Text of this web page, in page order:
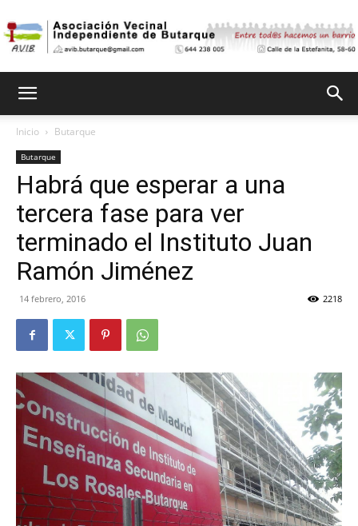
Independiente
Butarque
Inicio Butarque
Butarque
Habrá que esperar a una
tercera fase para ver
terminado el Instituto Juan
Ramón Jiménez
14 febrero, 2016 2218